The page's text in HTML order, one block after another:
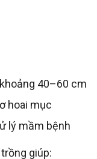
40–60 cm
hoai mục
lý mầm bệnh
giúp: